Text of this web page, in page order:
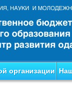
организации